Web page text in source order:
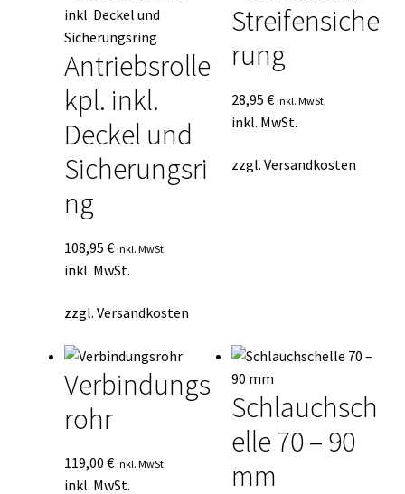
Antriebsrolle
kpl. inkl.
Deckel und
Sicherungsri
ng
108,95 € inkl. MwSt.
inkl. MwSt.
zzgl. Versandkosten
Streifensiche
rung
28,95€ inkl. MwSt.
inkl. MwSt.
zzgl.Versandkosten
Verbindungs
rohr
119,00 € inkl. MwSt.
inkl. MwSt.
Schlauchsch
elle 70 – 90
mm